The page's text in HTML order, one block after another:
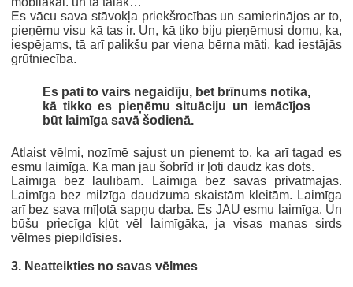
Es vācu sava stāvokļa priekšrocības un samierinājos ar to,
pieņēmu visu kā tas ir. Un, kā tiko biju pieņēmusi domu, ka,
iespējams, tā arī palikšu par viena bērna māti, kad iestājās
grūtniecība.
Es pati to vairs negaidīju, bet brīnums notika,
kā tikko es pieņēmu situāciju un iemācījos
būt laimīga savā šodienā.
Atlaist vēlmi, nozīmē sajust un pieņemt to, ka arī tagad es
esmu laimīga. Ka man jau šobrīd ir ļoti daudz kas dots.
Laimīga bez laulībām. Laimīga bez savas privatmājas.
Laimīga bez milzīga daudzuma skaistām kleitām. Laimīga
arī bez sava mīļotā sapņu darba. Es JAU esmu laimīga. Un
būšu priecīga kļūt vēl laimīgāka, ja visas manas sirds
vēlmes piepildīsies.
3. Neatteikties no savas vēlmes